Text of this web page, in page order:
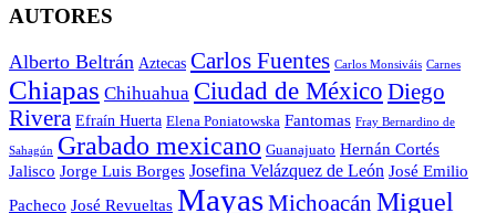
AUTORES
Alberto Beltrán Aztecas Carlos Fuentes Carlos Monsiváis Carnes
Chiapas Chihuahua Ciudad de México Diego
Rivera Efraín Huerta Elena Poniatowska Fantomas Fray Bernardino de
Sahagún Grabado mexicano Guanajuato Hernán Cortés
Jalisco Jorge Luis Borges Josefina Velázquez de León José Emilio
Pacheco José Revueltas MayasMichoacán Miguel